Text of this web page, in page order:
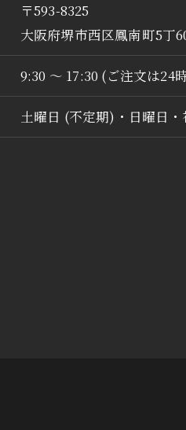
〒593-8325
大阪府堺市西区鳳南町5丁
9:30 ～ 17:30 (ご注文は24
土曜日 (不定期)・日曜日・